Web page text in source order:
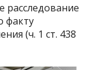
расследование
факту
(ч. 1 ст. 438